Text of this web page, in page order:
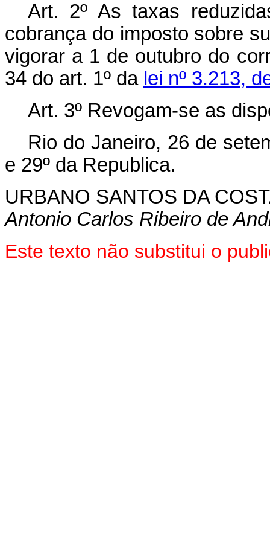
Art. 2º As taxas
cobrança do imposto sobre
vigorar a 1 de outubro do
34 do art. 1º da lei nº 3.213,
Art. 3º Revogam-se as
Rio do Janeiro, 26 de
e 29º da Republica.
URBANO SANTOS DA
Antonio Carlos Ribeiro de
Este texto não substitui o